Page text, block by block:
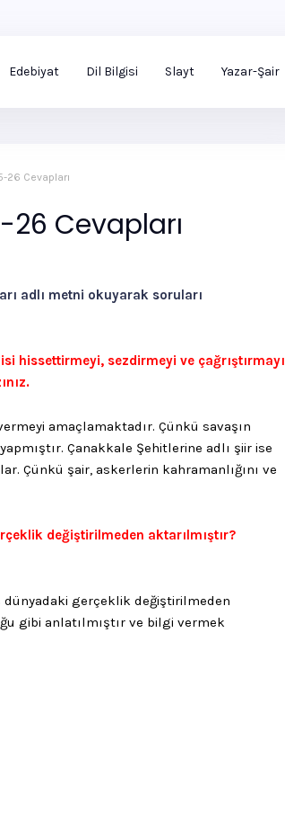
Edebiyat Dil Bilgisi Slayt Yazar-Şair
26 Cevapları
26 Cevapları
adlı metni okuyarak soruları
hissettirmeyi, sezdirmeyi ve çağrıştırmayı
amaçlamaktadır. Çünkü savaşın
Çanakkale Şehitlerine adlı şiir ise
Çünkü şair, askerlerin kahramanlığını ve
değiştirilmeden aktarılmıştır?
dünyadaki gerçeklik değiştirilmeden
gibi anlatılmıştır ve bilgi vermek